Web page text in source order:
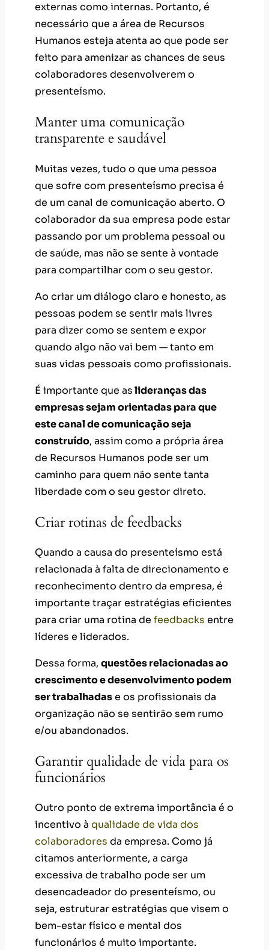
externas como internas. Portanto, é
necessário que a área de Recursos
Humanos esteja atenta ao que pode ser
feito para amenizar as chances de seus
colaboradores desenvolverem o
presenteísmo.
Manter uma comunicação
transparente e saudável
Muitas vezes, tudo o que uma pessoa
que sofre com presenteísmo precisa é
de um canal de comunicação aberto. O
colaborador da sua empresa pode estar
passando por um problema pessoal ou
de saúde, mas não se sente à vontade
para compartilhar com o seu gestor.
Ao criar um diálogo claro e honesto, as
pessoas podem se sentir mais livres
para dizer como se sentem e expor
quando algo não vai bem — tanto em
suas vidas pessoais como profissionais.
É importante que aslideranças das
empresas sejam orientadas para que
este canal de comunicação seja
construído, assim como a própria área
de Recursos Humanos pode ser um
caminho para quem não sente tanta
liberdade com o seu gestor direto.
Criar rotinas de feedbacks
Quando a causa do presenteísmo está
relacionada à falta de direcionamento e
reconhecimento dentro da empresa, é
importante traçar estratégias eficientes
para criar uma rotina de feedbacks entre
líderes e liderados.
Dessa forma, questões relacionadas ao
crescimento e desenvolvimento podem
ser trabalhadase os profissionais da
organização não se sentirão sem rumo
e/ou abandonados.
Garantir qualidade de vida para os
funcionários
Outro ponto de extrema importância é o
incentivo à qualidade de vida dos
colaboradores da empresa. Como já
citamos anteriormente, a carga
excessiva de trabalho pode ser um
desencadeador do presenteísmo, ou
seja, estruturar estratégias que visem o
bem-estar físico e mental dos
funcionários é muito importante.